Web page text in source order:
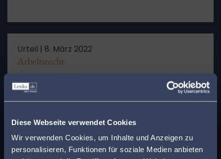
Diese Webseite verwendet Cookies
Wir verwenden Cookies, um Inhalte und Anzeigen zu
personalisieren, Funktionen für soziale Medien anbieten
Urteil | 8. März 2022
Arbeitsrecht
LEXNET Redaktion
Angelegenheiten der Bundesagentur für Arbeit
Finden Sie den
passenden Anwalt in